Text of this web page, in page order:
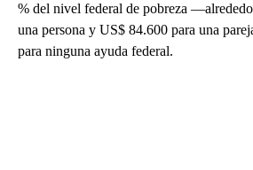
% del nivel federal de pobreza
una persona y US$ 84.600 para una
para ninguna ayuda federal.